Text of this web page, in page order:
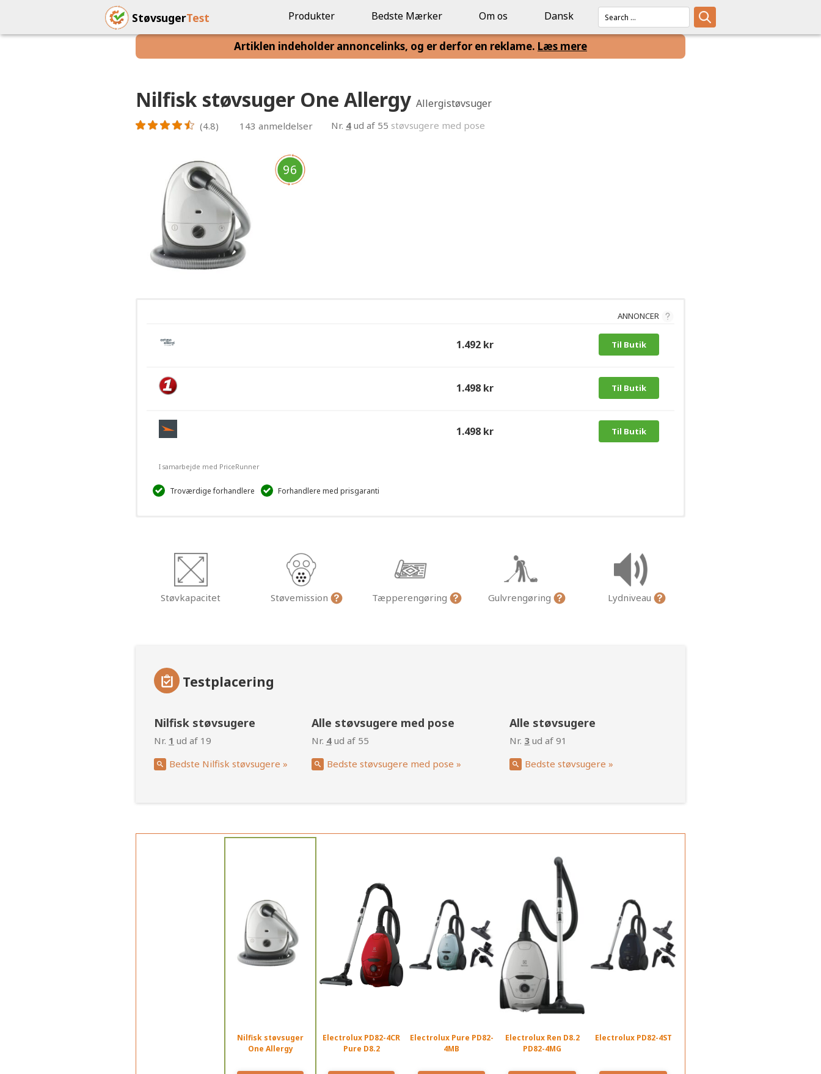
StøvsugerTest Produkter Bedste Mærker Om os Dansk
Artiklen indeholder annoncelinks, og er derfor en reklame. Læs mere
Nilfisk støvsuger One Allergy Allergistøvsuger
(4.8) 143 anmeldelser Nr. 4 ud af 55 støvsugere med pose
96
ANNONCER
1.492 kr Til Butik
1.498 kr Til Butik
1.498 kr Til Butik
I samarbejde med PriceRunner
Troværdige forhandlere Forhandlere med prisgaranti
Støvkapacitet Støvemission Tæpperengøring Gulvrengøring Lydniveau
Testplacering
Nilfisk støvsugere
Nr. 1 ud af 19
Bedste Nilfisk støvsugere »
Alle støvsugere med pose
Nr. 4ud af 55
Bedste støvsugere med pose »
Alle støvsugere
Nr. 3 ud af 91
Bedste støvsugere »
Nilfisk støvsuger
One Allergy
Electrolux PD82-4CR
Pure D8.2
Electrolux Pure PD82-
4MB
Electrolux Ren D8.2
PD82-4MG
Electrolux PD82-4ST